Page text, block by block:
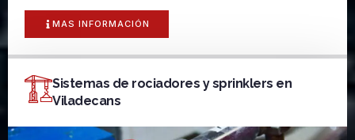
MAS INFORMACIÓN
Sistemas de rociadores y sprinklers en
Viladecans